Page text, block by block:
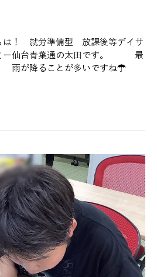
！ 就労準備型 放課後等デイサ
ー仙台青葉通の太田です。 最
、 雨が降ることが多いですね☂